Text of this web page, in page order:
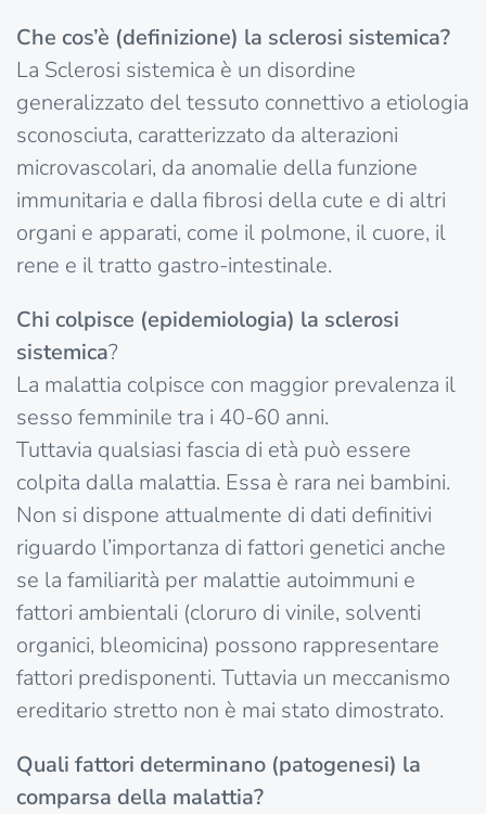
Che cos’è (definizione) la sclerosi sistemica?
La Sclerosi sistemica è un disordine
generalizzato del tessuto connettivo a etiologia
sconosciuta, caratterizzato da alterazioni
microvascolari, da anomalie della funzione
immunitaria e dalla fibrosi della cute e di altri
organi e apparati, come il polmone, il cuore, il
rene e il tratto gastro-intestinale.
Chi colpisce (epidemiologia) la sclerosi
sistemica?
La malattia colpisce con maggior prevalenza il
sesso femminile tra i 40-60 anni.
Tuttavia qualsiasi fascia di età può essere
colpita dalla malattia. Essa è rara nei bambini.
Non si dispone attualmente di dati definitivi
riguardo l’importanza di fattori genetici anche
se la familiarità per malattie autoimmuni e
fattori ambientali (cloruro di vinile, solventi
organici, bleomicina) possono rappresentare
fattori predisponenti. Tuttavia un meccanismo
ereditario stretto non è mai stato dimostrato.
Quali fattori determinano (patogenesi) la
comparsa della malattia?